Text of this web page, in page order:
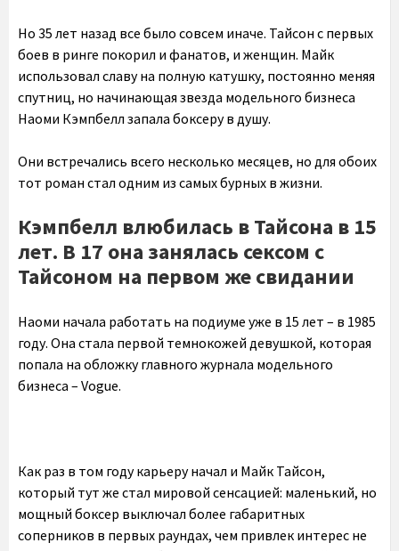
Но 35 лет назад все было совсем иначе. Тайсон с первых
боев в ринге покорил и фанатов, и женщин. Майк
использовал славу на полную катушку, постоянно меняя
спутниц, но начинающая звезда модельного бизнеса
Наоми Кэмпбелл запала боксеру в душу.
Они встречались всего несколько месяцев, но для обоих
тот роман стал одним из самых бурных в жизни.
Кэмпбелл влюбилась в Тайсона в 15
лет. В 17 она занялась сексом с
Тайсоном на первом же свидании
Наоми начала работать на подиуме уже в 15 лет – в 1985
году. Она стала первой темнокожей девушкой, которая
попала на обложку главного журнала модельного
бизнеса – Vogue.
Как раз в том году карьеру начал и Майк Тайсон,
который тут же стал мировой сенсацией: маленький, но
мощный боксер выключал более габаритных
соперников в первых раундах, чем привлек интерес не